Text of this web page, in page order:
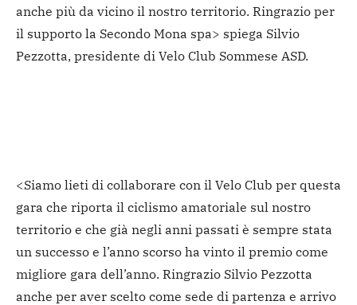
anche più da vicino il nostro territorio. Ringrazio per
il supporto la Secondo Mona spa> spiega Silvio
Pezzotta, presidente di Velo Club Sommese ASD.
<Siamo lieti di collaborare con il Velo Club per questa
gara che riporta il ciclismo amatoriale sul nostro
territorio e che già negli anni passati è sempre stata
un successo e l’anno scorso ha vinto il premio come
migliore gara dell’anno. Ringrazio Silvio Pezzotta
anche per aver scelto come sede di partenza e arrivo